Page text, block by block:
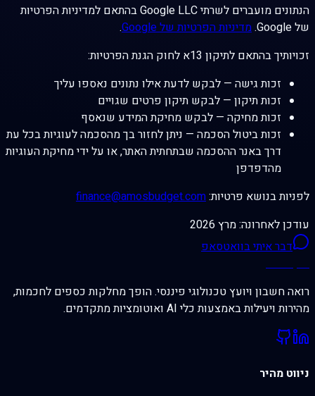
הנתונים מועברים לשרתי Google LLC בהתאם למדיניות הפרטיות
של Google.
מדיניות הפרטיות של Google
.
זכויותיך בהתאם לתיקון 13א לחוק הגנת הפרטיות:
זכות גישה — לבקש לדעת אילו נתונים נאספו עליך
זכות תיקון — לבקש תיקון פרטים שגויים
זכות מחיקה — לבקש מחיקת המידע שנאסף
זכות ביטול הסכמה — ניתן לחזור בך מהסכמה לעוגיות בכל עת
דרך באנר ההסכמה שבתחתית האתר, או על ידי מחיקת העוגיות
מהדפדפן
לפניות בנושא פרטיות:finance@amosbudget.com
עודכן לאחרונה: מרץ 2026
דבר איתי בוואטסאפ
רונן עמוס
רואה חשבון ויועץ טכנולוגי פיננסי. הופך מחלקות כספים לחכמות,
מהירות ויעילות באמצעות כלי AI ואוטומציות מתקדמים.
ניווט מהיר